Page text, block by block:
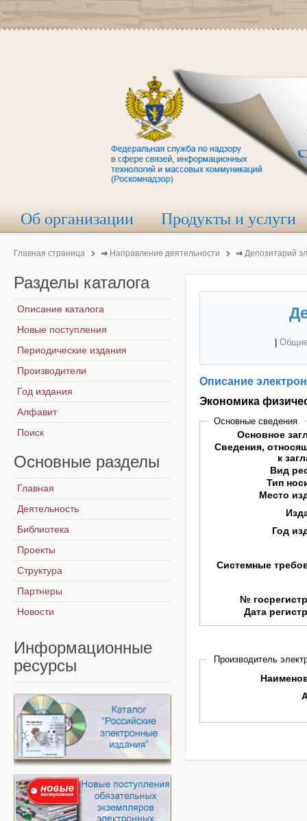
Об организации Продукты и услуги
Главная страница ⇒ Направление деятельности ⇒ Депозитарий
Описание
Экономика
Основные сведения
Основное
Сведения,
к
Вид
Тип
Место
Год
Системные
№
Дата
Производитель
Разделы каталога
Описание каталога
Новые поступления
Периодические издания
Производители
Год издания
Алфавит
Поиск
Основные разделы
Главная
Деятельность
Библиотека
Проекты
Структура
Партнеры
Новости
Информационные
ресурсы